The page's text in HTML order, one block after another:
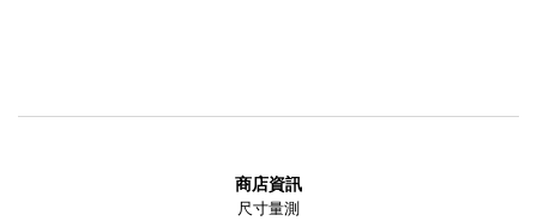
商店資訊
尺寸量測